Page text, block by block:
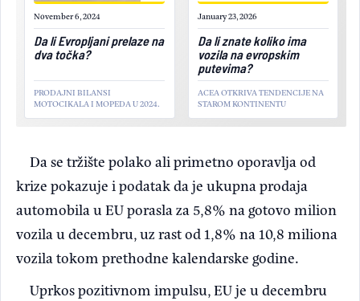
November 6, 2024
Da li Evropljani prelaze na
dva točka?
PRODAJNI BILANSI
MOTOCIKALA I MOPEDA U 2024.
January 23, 2026
Da li znate koliko ima
vozila na evropskim
putevima?
ACEA OTKRIVA TENDENCIJE NA
STAROM KONTINENTU
Da se tržište polako ali primetno oporavlja od
krize pokazuje i podatak da je ukupna prodaja
automobila u EU porasla za 5,8% na gotovo milion
vozila u decembru, uz rast od 1,8% na 10,8 miliona
vozila tokom prethodne kalendarske godine.
Uprkos pozitivnom impulsu, EU je u decembru